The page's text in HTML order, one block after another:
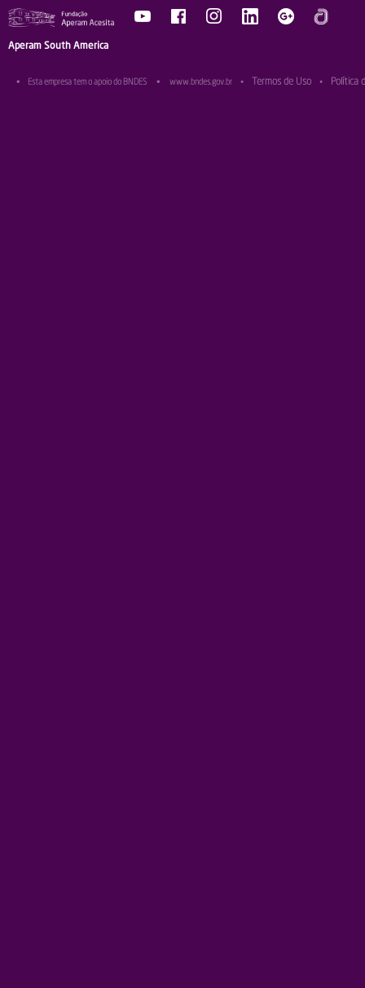
Aperam South America
• Esta empresa tem o apoio do BNDES • www.bndes.gov.br • Termos de Uso • Política